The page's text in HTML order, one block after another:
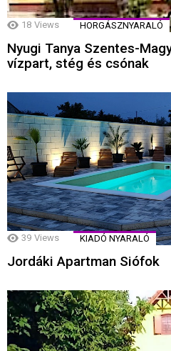
18 Views HORGÁSZNYARALÓ
Nyugi Tanya Szentes-
vízpart, stég és csónak
39 Views KIADÓ NYARALÓ
Jordáki Apartman Siófok